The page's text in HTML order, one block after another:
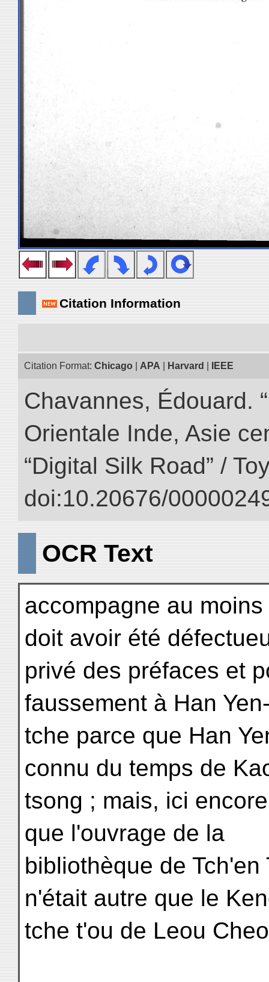
Citation Information
Citation Format: Chicago APA Harvard IEEE
Chavannes, Édouard.
Orientale Inde, Asie
“Digital Silk Road” /
doi:10.20676/
OCR Text
accompagne au
doit avoir été
privé des préfaces et
faussement à Han
tche parce que Han
connu du temps de
tsong ; mais, ici
que l'ouvrage de la
bibliothèque de
n'était autre que le
tche t'ou de Leou